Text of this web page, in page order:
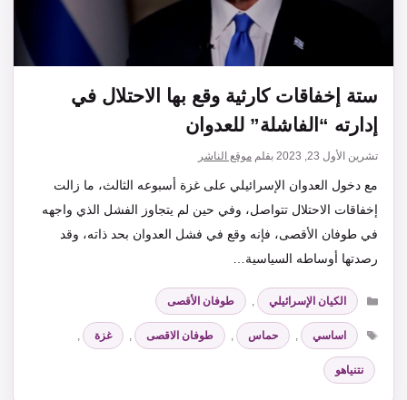
ستة إخفاقات كارثية وقع بها الاحتلال في
إدارته “الفاشلة” للعدوان
تشرين الأول 23, 2023 بقلم موقع الناشر
مع دخول العدوان الإسرائيلي على غزة أسبوعه الثالث، ما زالت
إخفاقات الاحتلال تتواصل، وفي حين لم يتجاوز الفشل الذي واجهه
في طوفان الأقصى، فإنه وقع في فشل العدوان بحد ذاته، وقد
رصدتها أوساطه السياسية…
التصنيفات
الكيان الإسرائيلي ,
طوفان الأقصى
الوسوم
اساسي , حماس , طوفان الاقصى , غزة ,
نتنياهو